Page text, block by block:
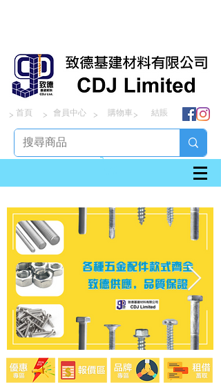
> > > >
首頁 會員中心 購物車 結賬